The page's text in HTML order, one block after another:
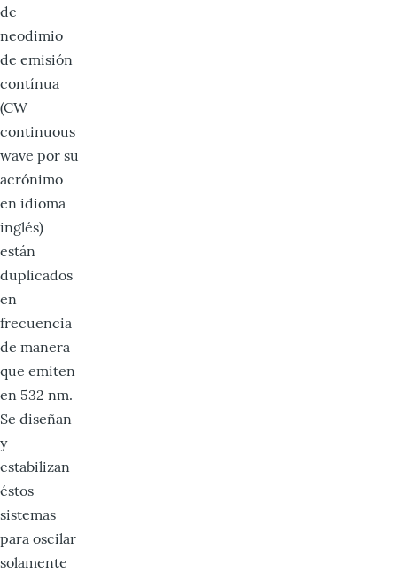
de
neodimio
de emisión
contínua
(CW
continuous
wave por su
acrónimo
en idioma
inglés)
están
duplicados
en
frecuencia
de manera
que emiten
en 532 nm.
Se diseñan
y
estabilizan
éstos
sistemas
para oscilar
solamente